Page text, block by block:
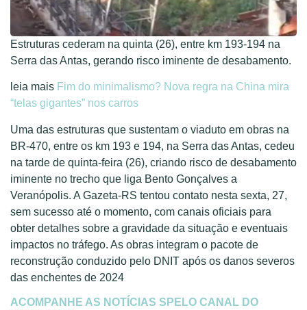
Estruturas cederam na quinta (26), entre km 193-194 na
Serra das Antas, gerando risco iminente de desabamento.
leia mais Fim do minimalismo? Nova regra na China mira
“telas gigantes” nos carros
Uma das estruturas que sustentam o viaduto em obras na
BR-470, entre os km 193 e 194, na Serra das Antas, cedeu
na tarde de quinta-feira (26), criando risco de desabamento
iminente no trecho que liga Bento Gonçalves a
Veranópolis. A Gazeta-RS tentou contato nesta sexta, 27,
sem sucesso até o momento, com canais oficiais para
obter detalhes sobre a gravidade da situação e eventuais
impactos no tráfego. As obras integram o pacote de
reconstrução conduzido pelo DNIT após os danos severos
das enchentes de 2024
ACOMPANHE AS NOTÍCIAS SPELO CANAL DO